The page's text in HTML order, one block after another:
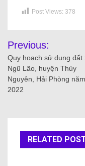
Post Views: 378
Previous:
Quy hoạch sử dụng đất
Ngũ Lão, huyện Thủy
Nguyên, Hải Phòng năm
2022
RELATED